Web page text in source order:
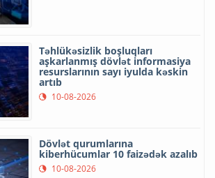
Təhlükəsizlik boşluqları
aşkarlanmış dövlət informasiya
resurslarının sayı iyulda kəskin
artıb
10-08-2026
Dövlət qurumlarına
kiberhücumlar 10 faizədək azalıb
10-08-2026